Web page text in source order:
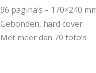
96 pagina’s – 170×240
Gebonden, hard cover
Met meer dan 70 foto’s